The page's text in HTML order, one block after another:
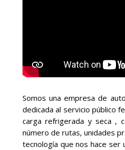
Somos una empresa de
dedicada al servicio público
carga refrigerada y seca ,
número de rutas, unidades
tecnología que nos hace ser